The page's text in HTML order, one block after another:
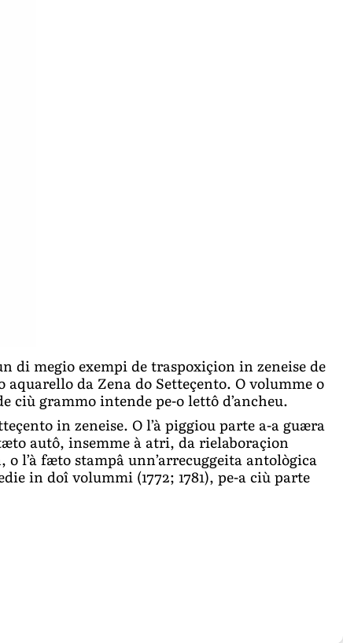
di megio exempi de traspoxiçion in zeneise de
da Zena do Setteçento. O volumme o
ciù grammo intende pe-o lettô d’ancheu.
in zeneise. O l’à piggiou parte a-a guæra
autô, insemme à atri, da rielaboraçion
o l’à fæto stampâ unn’arrecuggeita antològica
in doî volummi (1772; 1781), pe-a ciù parte